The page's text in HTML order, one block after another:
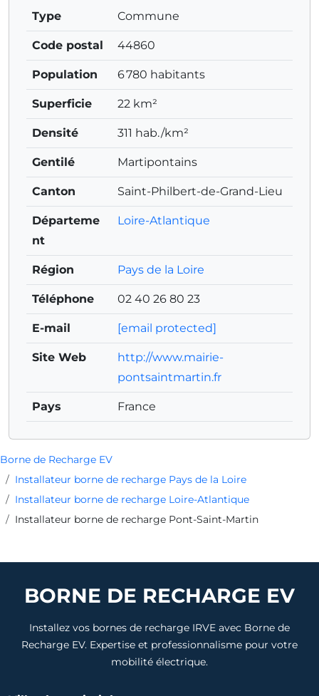
Borne de Recharge EV
Installateur borne de recharge Pays de la Loire
Installateur borne de recharge Loire-Atlantique
Installateur borne de recharge Pont-Saint-Martin
Type Commune
Code postal 44860
Population 6 780 habitants
Superficie 22 km²
Densité 311 hab./km²
Gentilé Martipontains
Canton Saint-Philbert-de-Grand-Lieu
Départeme
nt
Loire-Atlantique
Région Pays de la Loire
Téléphone 02 40 26 80 23
E-mail [email protected]
Site Web
http://www.mairie-
pontsaintmartin.fr
Pays France
BORNE DE RECHARGE EV
Installez vos bornes de recharge IRVE avec Borne de
Recharge EV. Expertise et professionnalisme pour votre
mobilité électrique.